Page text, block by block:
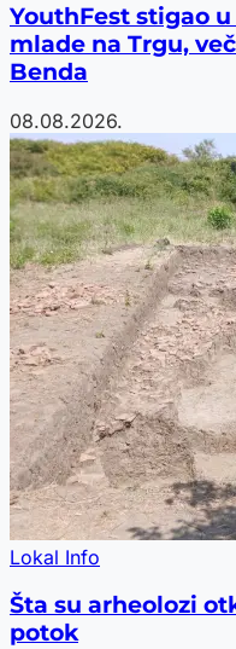
YouthFest stigao
mlade na Trgu,
Benda
08.08.2026.
Lokal Info
Šta su arheolozi
potok